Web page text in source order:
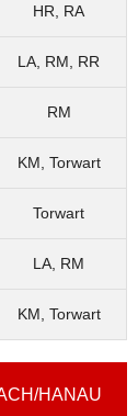
HR, RA
LA, RM, RR
RM
KM, Torwart
Torwart
LA, RM
KM, Torwart
HANAU